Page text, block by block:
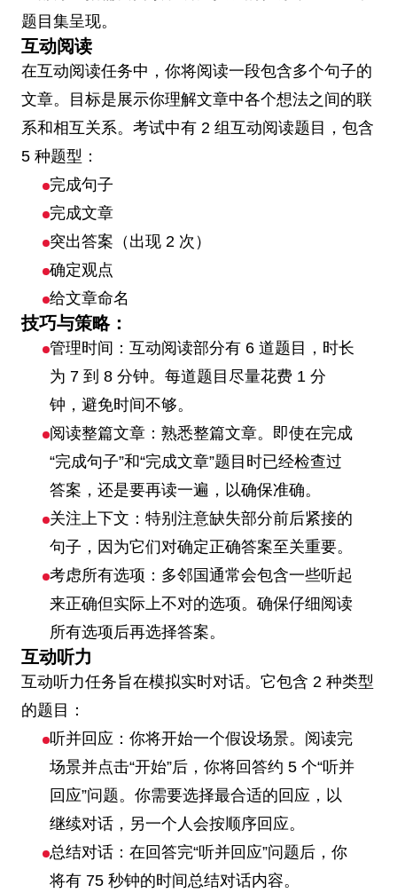
题目集呈现。
互动阅读
在互动阅读任务中，你将阅读一段包含多个句子的
文章。目标是展示你理解文章中各个想法之间的联
系和相互关系。考试中有 2 组互动阅读题目，包含
5 种题型：
完成句子
完成文章
突出答案（出现 2 次）
确定观点
给文章命名
技巧与策略：
管理时间：互动阅读部分有 6 道题目，时长
为 7 到 8 分钟。每道题目尽量花费 1 分
钟，避免时间不够。
阅读整篇文章：熟悉整篇文章。即使在完成
“完成句子”和“完成文章”题目时已经检查过
答案，还是要再读一遍，以确保准确。
关注上下文：特别注意缺失部分前后紧接的
句子，因为它们对确定正确答案至关重要。
考虑所有选项：多邻国通常会包含一些听起
来正确但实际上不对的选项。确保仔细阅读
所有选项后再选择答案。
互动听力
互动听力任务旨在模拟实时对话。它包含 2 种类型
的题目：
听并回应：你将开始一个假设场景。阅读完
场景并点击“开始”后，你将回答约 5 个“听并
回应”问题。你需要选择最合适的回应，以
继续对话，另一个人会按顺序回应。
总结对话：在回答完“听并回应”问题后，你
将有 75 秒钟的时间总结对话内容。